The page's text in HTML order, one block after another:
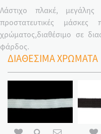
Λάστιχο πλακέ,
προστατευτικές
χρώματος,διαθέσιμο σε
φάρδος.
ΔΙΑΘΕΣΙΜΑ ΧΡΩΜΑΤΑ